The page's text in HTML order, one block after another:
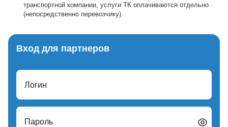
транспортной компании, услуги ТК оплачиваются отдельно
(непосредственно перевозчику).
Вход для партнеров
Логин
Пароль